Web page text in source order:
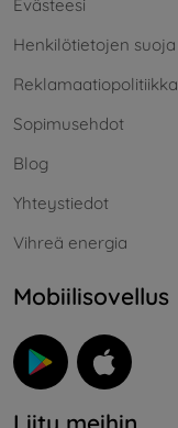
Evästeesi
Henkilötietojen suoja
Reklamaatiopolitiikka
Sopimusehdot
Blog
Yhteystiedot
Vihreä energia
Mobiilisovellus
Liity meihin